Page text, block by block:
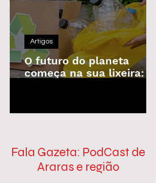
O futuro do planeta
começa na sua lixeira: o
Artigos
Fala Gazeta: PodCast de
Araras e região